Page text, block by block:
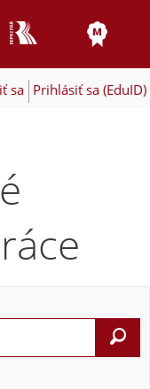
sa Prihlásiť sa (EduID)